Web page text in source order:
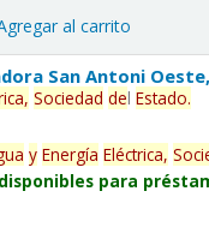
al carrito
San Antoni
Sociedad delEstado.
y Energía Eléctrica,
para